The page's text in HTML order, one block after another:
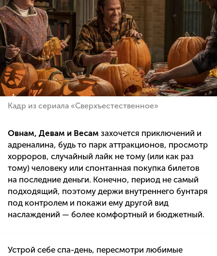
Кадр из сериала «Сверхъестественное»
Овнам, Девам и Весам захочется приключений и
адреналина, будь то парк аттракционов, просмотр
хорроров, случайный лайк не тому (или как раз
тому) человеку или спонтанная покупка билетов
на последние деньги. Конечно, период не самый
подходящий, поэтому держи внутреннего бунтаря
под контролем и покажи ему другой вид
наслаждений — более комфортный и бюджетный.
Устрой себе спа-день, пересмотри любимые